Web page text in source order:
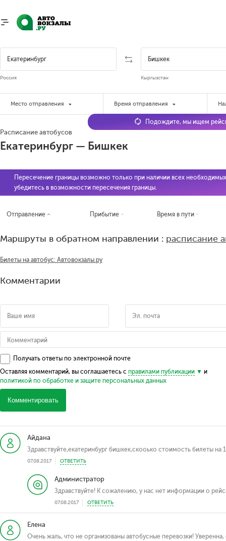
Россия Кыргызстан
Место отправления Время отправления
Расписание автобусов
Екатеринбург — Бишкек
Пересечение границы возможно только при наличии всех
убедитесь в возможности пересечения границы.
Подождите, мы ищем
Отправление Прибытие Время в пути
Маршруты в обратном направлении : расписание
Билеты на автобус: Автовокзалы.ру
Комментарии
Получать ответы по электронной почте
Оставляя комментарий, вы соглашаетесь с правилами публикации
и
политикой по обработке и защите персональных данных
Комментировать
Айдана
Здравствуйте,екатеринбург бишкек,скооько стоимость билеты на
07.08.2017 ОТВЕТИТЬ
Администратор
Здравствуйте! К сожалению, у нас нет информации о
07.08.2017 ОТВЕТИТЬ
Елена
Очень жаль, что не организованы автобусные перевозки!